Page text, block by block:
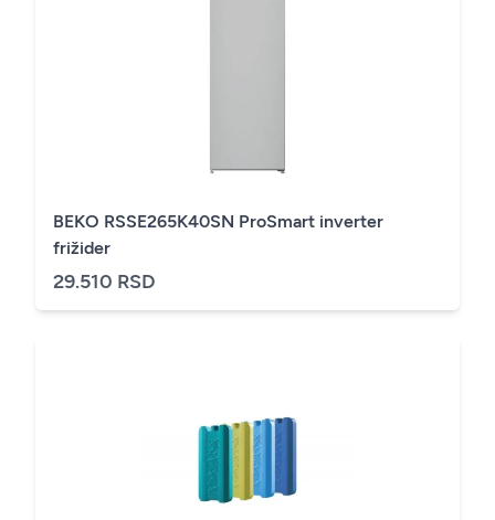
BEKO RSSE265K40SN ProSmart inverter
frižider
29.510 RSD